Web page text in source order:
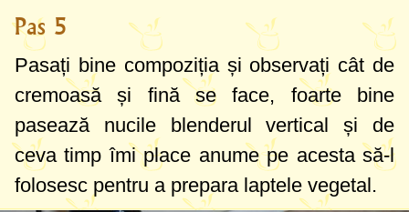
Pas 5
Pasați bine compoziția și observați cât de
cremoasă și fină se face, foarte bine
pasează nucile blenderul vertical și de
ceva timp îmi place anume pe acesta să-l
folosesc pentru a prepara laptele vegetal.